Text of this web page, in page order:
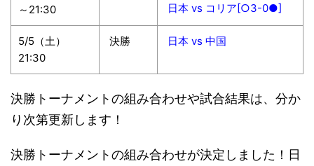
～21:30
日本 vs コリア[○3-0●]
5/5（土）
21:30
決勝 日本 vs 中国
決勝トーナメントの組み合わせや試合結果は、分か
り次第更新します！
決勝トーナメントの組み合わせが決定しました！日